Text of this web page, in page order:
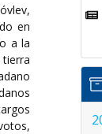
en
a la
tierra